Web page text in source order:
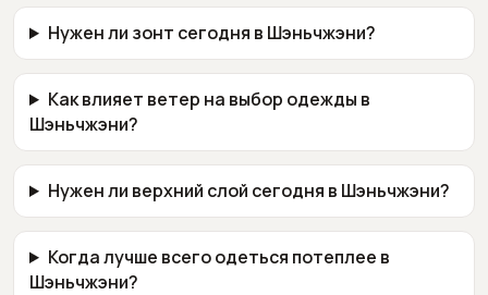
Нужен ли зонт сегодня в Шэньчжэни?
Как влияет ветер на выбор одежды в
Шэньчжэни?
Нужен ли верхний слой сегодня в Шэньчжэни?
Когда лучше всего одеться потеплее в
Шэньчжэни?